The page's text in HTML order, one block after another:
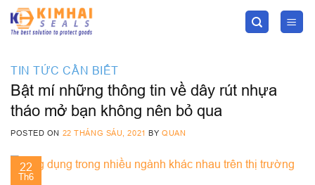
Skip
TIN TỨC CẦN BIẾT
Bật mí những thông tin về dây rút nhựa
tháo mở bạn không nên bỏ qua
POSTED ON 22 THÁNG SÁU, 2021 BY QUAN
22
Th6